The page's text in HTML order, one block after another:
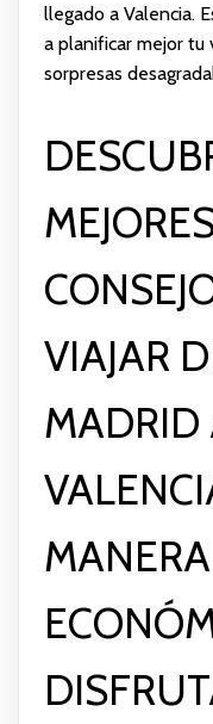
llegado a Valencia.
a planificar mejor tu
sorpresas
VIAJAR
MADRID
MANERA